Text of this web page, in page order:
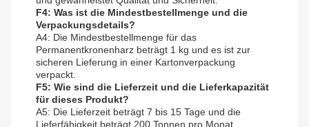
F4: Was ist die Mindestbestellmenge und die
Verpackungsdetails?
A4: Die Mindestbestellmenge für das
Permanentkronenharz beträgt 1 kg und es ist zur
sicheren Lieferung in einer Kartonverpackung
verpackt.
F5: Wie sind die Lieferzeit und die Lieferkapazität
für dieses Produkt?
A5: Die Lieferzeit beträgt 7 bis 15 Tage und die
Lieferfähigkeit beträgt 200 Tonnen pro Monat.